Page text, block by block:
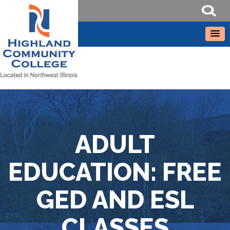
ADULT
EDUCATION: FREE
GED AND ESL